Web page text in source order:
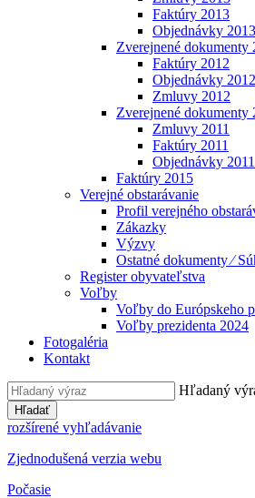
Faktúry 2013
Objednávky 2013
Zverejnené dokumenty
Faktúry 2012
Objednávky 2012
Zmluvy 2012
Zverejnené dokumenty
Zmluvy 2011
Faktúry 2011
Objednávky 2011
Faktúry 2015
Verejné obstarávanie
Profil verejného
Zákazky
Výzvy
Ostatné dokumenty ⁄
Register obyvateľstva
Voľby
Voľby do Európskeho
Voľby prezidenta 2024
Fotogaléria
Kontakt
Hľadaný
Hľadať
rozšírené vyhľadávanie
Zjednodušená verzia webu
Počasie